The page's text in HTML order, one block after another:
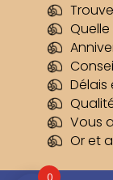
Délais
Vous
Or et
0